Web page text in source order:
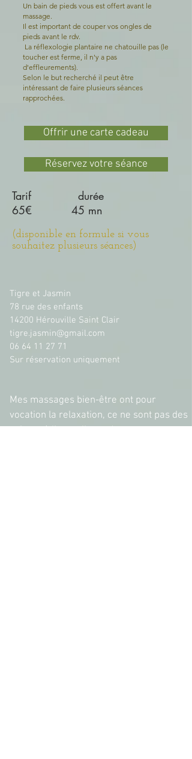
Un bain de pieds vous est offert avant le
massage.
Il est important de couper vos ongles de
pieds avant le rdv.
La réflexologie plantaire ne chatouille pas (le
toucher est ferme, il n'y a pas
d'effleurements).
Selon le but recherché il peut être
intéressant de faire plusieurs séances
rapprochées.
Offrir une carte cadeau
Réservez votre séance
Tarif durée
65€ 45 mn
(disponible en formule si vous
souhaitez plusieurs séances)
Tigre et Jasmin
78 rue des enfants
14200 Hérouville Saint Clair
tigre.jasmin@gmail.com
06 64 11 27 71
Sur réservation uniquement
Mes massages bien-être ont pour
vocation la relaxation, ce ne sont pas des
soins médicaux, ils ne s'apparentent pas